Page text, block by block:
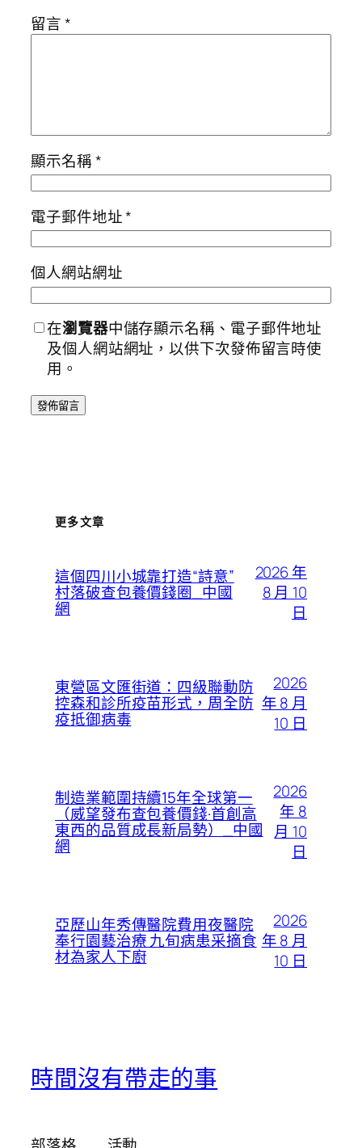
留言*
顯示名稱*
電子郵件地址*
個人網站網址
在瀏覽器中儲存顯示名稱、電子郵件地址
及個人網站網址，以供下次發佈留言時使
用。
更多文章
這個四川小城靠打造“詩意”
村落破查包養價錢圈_中國
網
2026 年
8 月 10
日
東營區文匯街道：四級聯動防
控森和診所疫苗形式，周全防
疫抵御病毒
2026
年 8 月
10 日
制造業範圍持續15年全球第一
（威望發布查包養價錢·首創高
東西的品質成長新局勢）_中國
網
2026
年 8
月 10
日
亞歷山年秀傳醫院費用夜醫院
奉行園藝治療 九旬病患采摘食
材為家人下廚
2026
年 8 月
10 日
時間沒有帶走的事